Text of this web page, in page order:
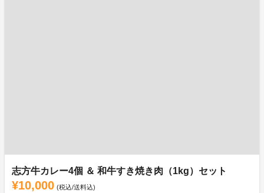
志方牛カレー4個 ＆ 和牛すき焼き肉（1kg）セット
¥10,000 (税込/送料込)